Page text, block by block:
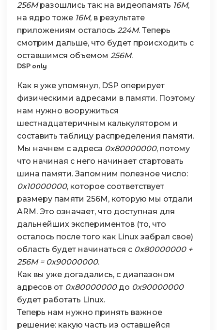
256Мразошлись так: на видеопамять 16М,
на ядро тоже 16М, в результате
приложениям осталось 224М. Теперь
смотрим дальше, что будет происходить с
оставшимся объемом 256М.
DSP only
Как я уже упомянул, DSP оперирует
физическими адресами в памяти. Поэтому
нам нужно вооружиться
шестнадцатеричным калькулятором и
составить таблицу распределения памяти.
Мы начнем с адреса 0x80000000, потому
что начиная с него начинает стартовать
шина памяти. Запомним полезное число:
0x10000000, которое соответствует
размеру памяти 256М, которую мы отдали
ARM. Это означает, что доступная для
дальнейших экспериментов (то, что
осталось после того как Linux забрал свое)
область будет начинаться с 0x80000000 +
256М = 0x90000000.
Как вы уже догадались, с диапазоном
адресов от 0x80000000до 0x90000000
будет работать Linux.
Теперь нам нужно принять важное
решение: какую часть из оставшейся